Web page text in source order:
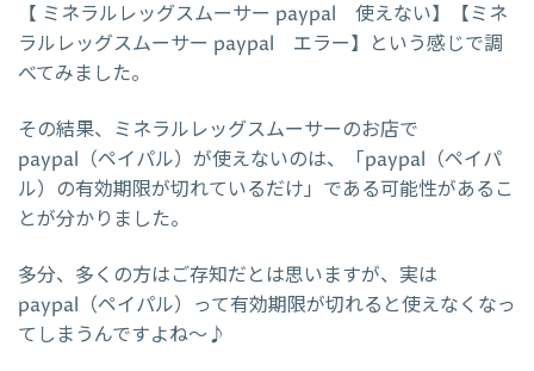
【 ミネラルレッグスムーサー paypal 使えない】【ミネ
ラルレッグスムーサー paypal エラー】という感じで調
べてみました。
その結果、ミネラルレッグスムーサーのお店で
paypal（ペイパル）が使えないのは、「paypal（ペイパ
ル）の有効期限が切れているだけ」である可能性があるこ
とが分かりました。
多分、多くの方はご存知だとは思いますが、実は
paypal（ペイパル）って有効期限が切れると使えなくなっ
てしまうんですよね～♪